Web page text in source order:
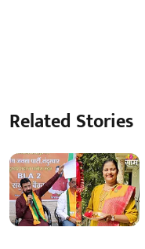
Related Stories